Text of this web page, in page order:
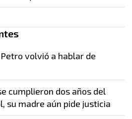
Petro volvió a hablar de
cumplieron dos años del
su madre aún pide justicia